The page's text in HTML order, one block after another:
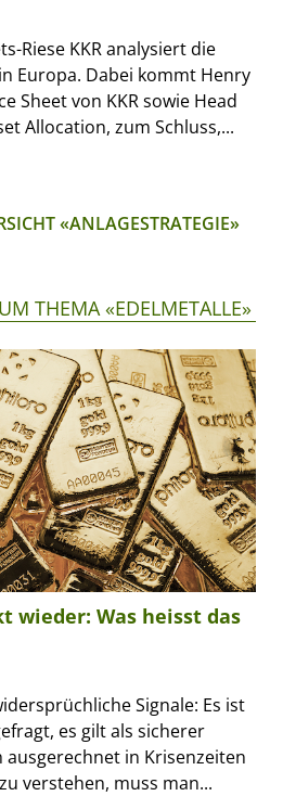
Riese KKR analysiert die
Europa. Dabei kommt Henry
Sheet von KKR sowie Head
Allocation, zum Schluss,...
«ANLAGESTRATEGIE»
THEMA «EDELMETALLE»
wieder: Was heisst das
Signale: Es ist
es gilt als sicherer
in Krisenzeiten
verstehen, muss man...